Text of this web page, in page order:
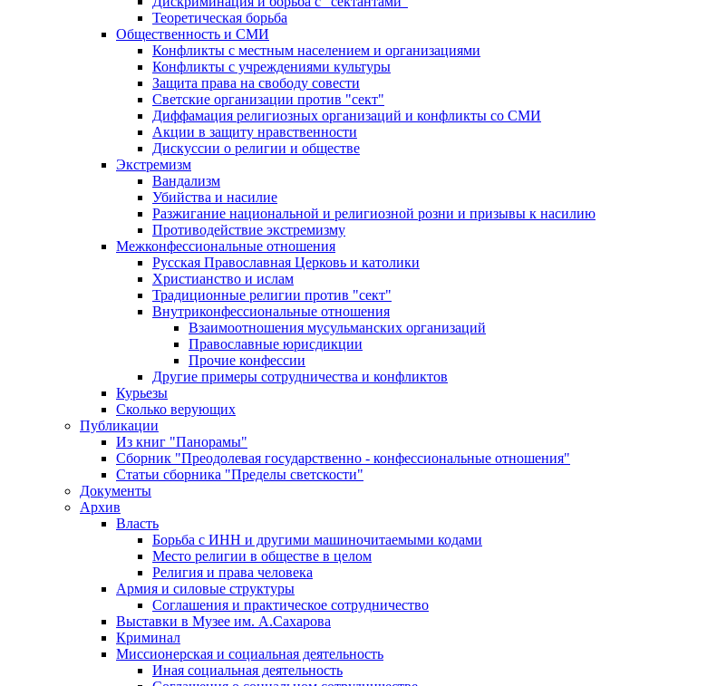
Теоретическая борьба
Общественность и СМИ
Конфликты с местным населением и организациями
Конфликты с учреждениями культуры
Защита права на свободу совести
Светские организации против "сект"
Диффамация религиозных организаций и конфликты со СМИ
Акции в защиту нравственности
Дискуссии о религии и обществе
Экстремизм
Вандализм
Убийства и насилие
Разжигание национальной и религиозной розни и призывы к насилию
Противодействие экстремизму
Межконфессиональные отношения
Русская Православная Церковь и католики
Христианство и ислам
Традиционные религии против "сект"
Внутриконфессиональные отношения
Взаимоотношения мусульманских организаций
Православные юрисдикции
Прочие конфессии
Другие примеры сотрудничества и конфликтов
Курьезы
Сколько верующих
Публикации
Из книг "Панорамы"
Сборник "Преодолевая государственно - конфессиональные отношения"
Статьи сборника "Пределы светскости"
Документы
Архив
Власть
Борьба с ИНН и другими машиночитаемыми кодами
Место религии в обществе в целом
Религия и права человека
Армия и силовые структуры
Соглашения и практическое сотрудничество
Выставки в Музее им. А.Сахарова
Криминал
Миссионерская и социальная деятельность
Иная социальная деятельность